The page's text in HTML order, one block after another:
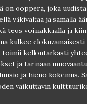
on ooppera, joka
väkivaltaa ja samalla
teos voimakkaalla ja
kulkee elokuvamaisesti
kellontarkasti
ja tarinaan
ja hieno kokemus.
vaikuttavin